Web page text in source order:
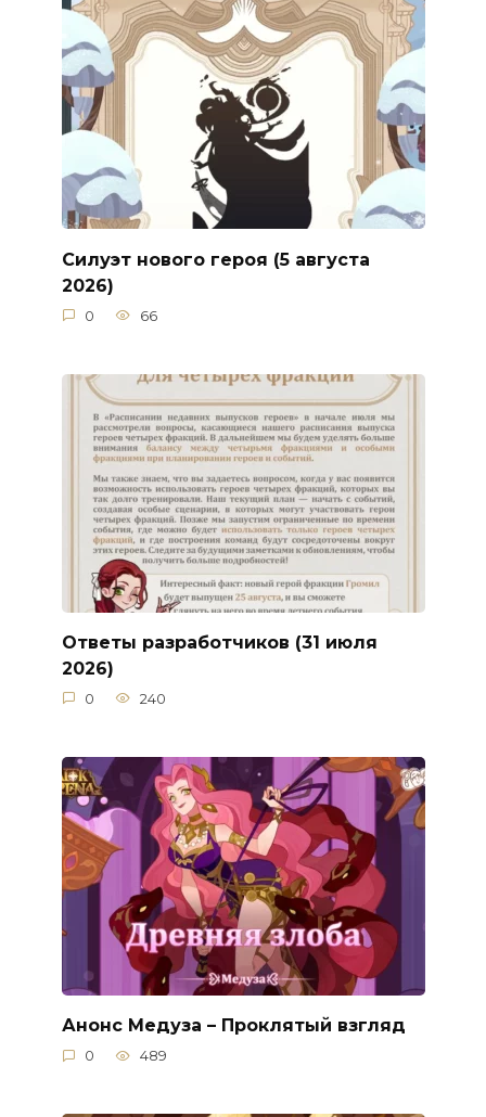
Силуэт нового героя (5 августа
2026)
0 66
Ответы разработчиков (31 июля
2026)
0 240
Анонс Медуза – Проклятый взгляд
0 489